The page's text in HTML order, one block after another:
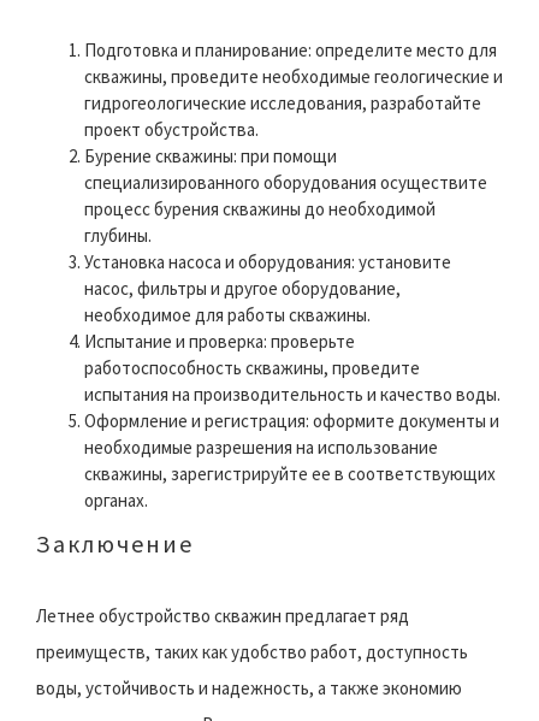
Подготовка и планирование: определите место для
скважины, проведите необходимые геологические и
гидрогеологические исследования, разработайте
проект обустройства.
Бурение скважины: при помощи
специализированного оборудования осуществите
процесс бурения скважины до необходимой
глубины.
Установка насоса и оборудования: установите
насос, фильтры и другое оборудование,
необходимое для работы скважины.
Испытание и проверка: проверьте
работоспособность скважины, проведите
испытания на производительность и качество воды.
Оформление и регистрация: оформите документы и
необходимые разрешения на использование
скважины, зарегистрируйте ее в соответствующих
органах.
Заключение
Летнее обустройство скважин предлагает ряд
преимуществ, таких как удобство работ, доступность
воды, устойчивость и надежность, а также экономию